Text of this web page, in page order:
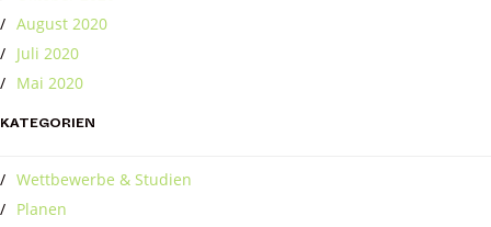
August 2020
Juli 2020
Mai 2020
KATEGORIEN
Wettbewerbe & Studien
Planen